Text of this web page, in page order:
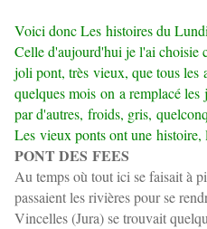
Voici donc Les histoires du
Celle d'aujourd'hui je l'ai choisie
joli pont, très vieux, que tous les
quelques mois on a remplacé les
par d'autres, froids, gris,
Les vieux ponts ont une histoire,
PONT DES FEES
Au temps où tout ici se faisait à
passaient les rivières pour se
Vincelles (Jura) se trouvait